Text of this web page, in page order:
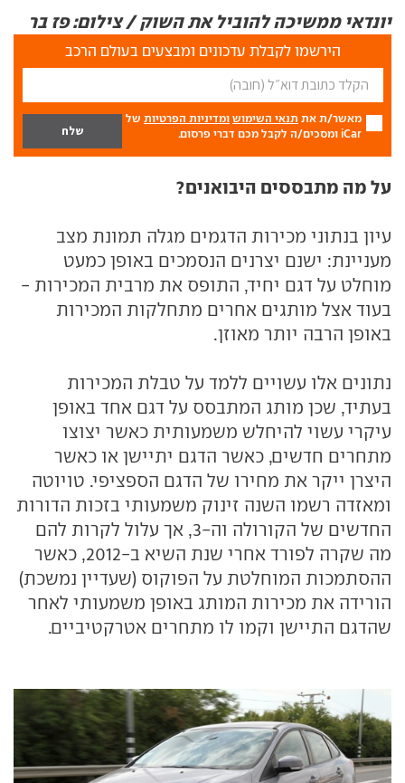
יונדאי ממשיכה להוביל את השוק / צילום: פז בר
הירשמו לקבלת עדכונים ומבצעים בעולם הרכב
מאשר/ת את תנאי השימוש ומדיניות הפרטיות של
iCar ומסכים/ה לקבל מכם דברי פרסום.
על מה מתבססים היבואנים?
עיון בנתוני מכירות הדגמים מגלה תמונת מצב
מעניינת: ישנם יצרנים הנסמכים באופן כמעט
מוחלט על דגם יחיד, התופס את מרבית המכירות -
בעוד אצל מותגים אחרים מתחלקות המכירות
באופן הרבה יותר מאוזן.
נתונים אלו עשויים ללמד על טבלת המכירות
בעתיד, שכן מותג המתבסס על דגם אחד באופן
עיקרי עשוי להיחלש משמעותית כאשר יצוצו
מתחרים חדשים, כאשר הדגם יתיישן או כאשר
היצרן ייקר את מחירו של הדגם הספציפי. טויוטה
ומאזדה רשמו השנה זינוק משמעותי בזכות הדורות
החדשים של הקורולה וה-3, אך עלול לקרות להם
מה שקרה לפורד אחרי שנת השיא ב-2012, כאשר
ההסתמכות המוחלטת על הפוקוס (שעדיין נמשכת)
הורידה את מכירות המותג באופן משמעותי לאחר
שהדגם התיישן וקמו לו מתחרים אטרקטיביים.